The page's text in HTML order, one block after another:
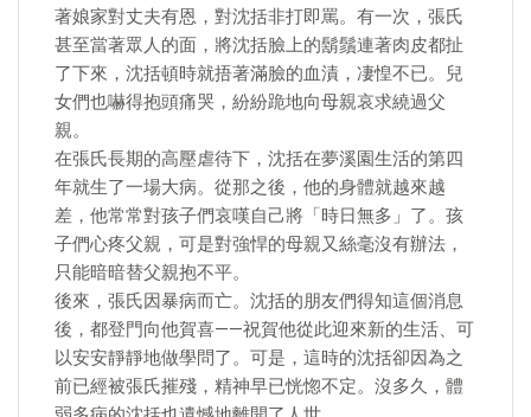
著娘家對丈夫有恩，對沈括非打即罵。有一次，張氏
甚至當著眾人的面，將沈括臉上的鬍鬚連著肉皮都扯
了下來，沈括頓時就捂著滿臉的血漬，凄惶不已。兒
女們也嚇得抱頭痛哭，紛紛跪地向母親哀求繞過父
親。
在張氏長期的高壓虐待下，沈括在夢溪園生活的第四
年就生了一場大病。從那之後，他的身體就越來越
差，他常常對孩子們哀嘆自己將「時日無多」了。孩
子們心疼父親，可是對強悍的母親又絲毫沒有辦法，
只能暗暗替父親抱不平。
後來，張氏因暴病而亡。沈括的朋友們得知這個消息
後，都登門向他賀喜——祝賀他從此迎來新的生活、可
以安安靜靜地做學問了。可是，這時的沈括卻因為之
前已經被張氏摧殘，精神早已恍惚不定。沒多久，體